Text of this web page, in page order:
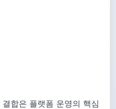
합은 플랫폼 운영의 핵심